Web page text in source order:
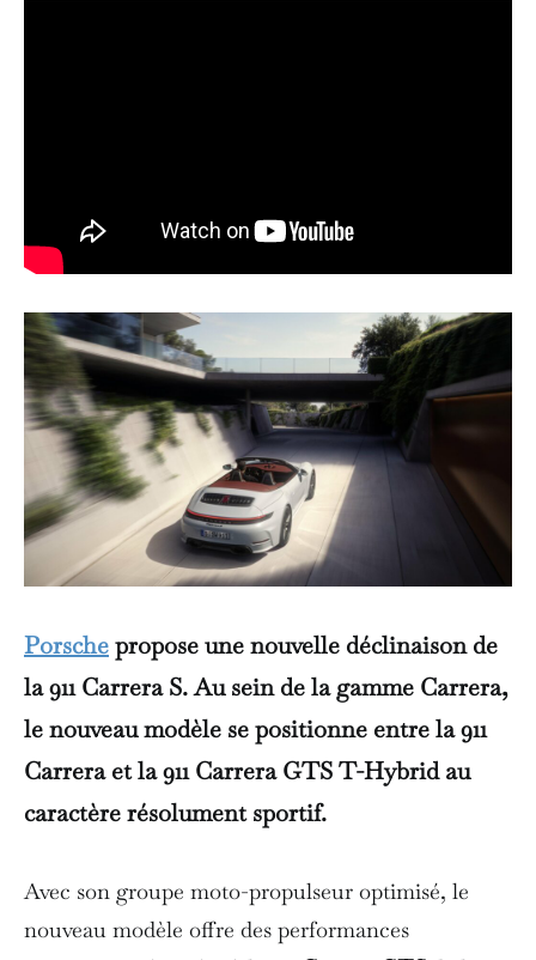
Porschepropose une nouvelle déclinaison de
la 911 Carrera S. Au sein de la gamme Carrera,
le nouveau modèle se positionne entre la 911
Carrera et la 911 Carrera GTS T-Hybrid au
caractère résolument sportif.
Avec son groupe moto-propulseur optimisé, le
nouveau modèle offre des performances